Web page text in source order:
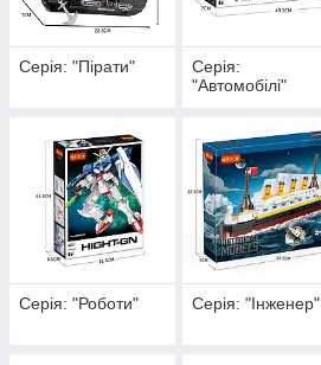
Серія: "Пірати"
Серія:
"Автомобілі"
Серія: "Роботи" Серія: "Інженер"